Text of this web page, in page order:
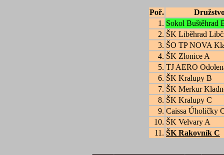
Poř.
1. Sokol Buštěhrad
2. ŠK Liběhrad
3. ŠO TP NOVA
4. ŠK Zlonice A
5. TJ AERO
6. ŠK Kralupy B
7. ŠK Merkur
8. ŠK Kralupy C
9. Caissa Úholičky
10. ŠK Velvary A
11. ŠK Rakovník C